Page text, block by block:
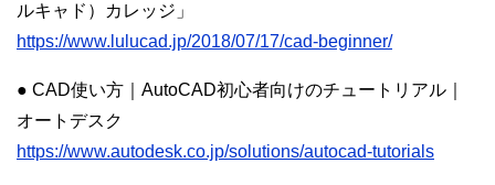
ルキャド）カレッジ」
https://www.lulucad.jp/2018/07/17/cad-beginner/
● CAD使い方｜AutoCAD初心者向けのチュートリアル｜
オートデスク
https://www.autodesk.co.jp/solutions/autocad-tutorials